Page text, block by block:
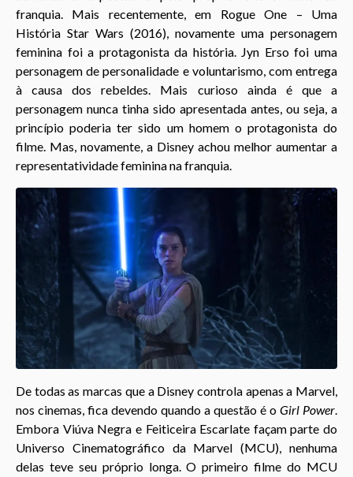
franquia. Mais recentemente, em Rogue One – Uma
História Star Wars (2016), novamente uma personagem
feminina foi a protagonista da história. Jyn Erso foi uma
personagem de personalidade e voluntarismo, com entrega
à causa dos rebeldes. Mais curioso ainda é que a
personagem nunca tinha sido apresentada antes, ou seja, a
princípio poderia ter sido um homem o protagonista do
filme. Mas, novamente, a Disney achou melhor aumentar a
representatividade feminina na franquia.
De todas as marcas que a Disney controla apenas a Marvel,
nos cinemas, fica devendo quando a questão é o Girl Power.
Embora Viúva Negra e Feiticeira Escarlate façam parte do
Universo Cinematográfico da Marvel (MCU), nenhuma
delas teve seu próprio longa. O primeiro filme do MCU